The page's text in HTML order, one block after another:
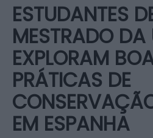
ESTUDANTES
MESTRADO DA
EXPLORAM
PRÁTICAS DE
EM ESPANHA